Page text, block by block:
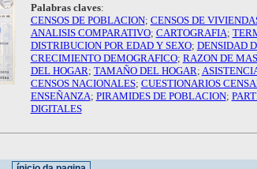
Palabras claves:
CENSOS DE POBLACION; CENSOS DE
ANALISIS COMPARATIVO; CARTOGRAFIA;
DISTRIBUCION POR EDAD Y SEXO; DENSIDAD
CRECIMIENTO DEMOGRAFICO; RAZON DE
DEL HOGAR; TAMAÑO DEL HOGAR;
CENSOS NACIONALES; CUESTIONARIOS
ENSEÑANZA; PIRAMIDES DE POBLACION;
DIGITALES